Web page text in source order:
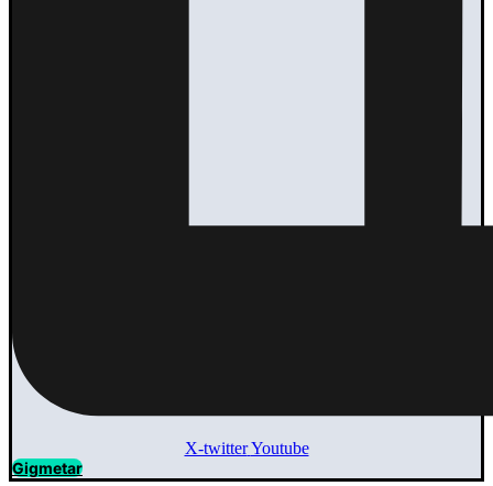
X-twitter Youtube
Gigmetar